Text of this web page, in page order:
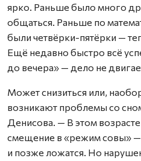
ярко. Раньше было много
общаться. Раньше по
были четвёрки-пятёрки —
Ещё недавно быстро всё
до вечера» — дело не
Может снизиться или,
возникают проб­лемы со
Денисова. — В этом
смещение в «режим совы»
и позже ложатся. Но